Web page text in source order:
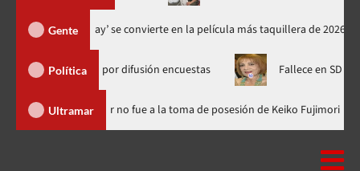
Gente
‘Spider-Man: Brand New Day’ se convierte en la película más
Política
Media por difusión encuestas Fallece en SD la abogada
Ultramar Luis Abinader no fue a la toma de posesión de Keiko